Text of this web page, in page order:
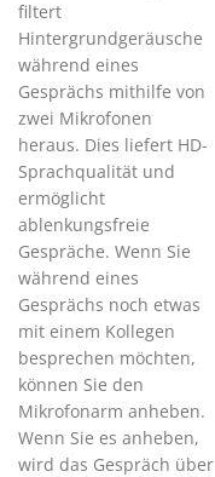
filtert
Hintergrundgeräusche
während eines
Gesprächs mithilfe von
zwei Mikrofonen
heraus. Dies liefert HD-
Sprachqualität und
ermöglicht
ablenkungsfreie
Gespräche. Wenn Sie
während eines
Gesprächs noch etwas
mit einem Kollegen
besprechen möchten,
können Sie den
Mikrofonarm anheben.
Wenn Sie es anheben,
wird das Gespräch über